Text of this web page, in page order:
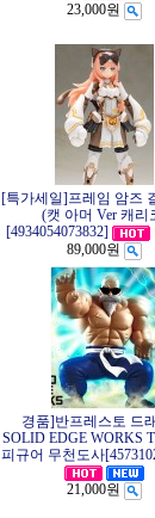
23,000원
[특가세일]프레임 암즈
(캣 아머 Ver 캐리
[4934054073832]
89,000원
경품]반프레스토 드
SOLID EDGE WORKS
피규어 무천도사
21,000원